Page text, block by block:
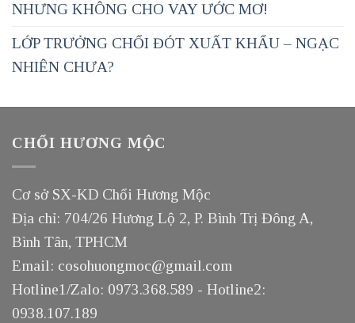
NHƯNG KHÔNG CHO VAY ƯỚC MƠ!
LỚP TRƯỞNG CHỔI ĐÓT XUẤT KHẨU – NGẠC
NHIÊN CHƯA?
CHỔI HƯƠNG MỘC
Cơ sở SX-KD Chổi Hương Mộc
Địa chỉ: 704/26 Hương Lộ 2, P. Bình Trị Đông A,
Bình Tân, TPHCM
Email: cosohuongmoc@gmail.com
Hotline1/Zalo: 0973.368.589 - Hotline2:
0938.107.189